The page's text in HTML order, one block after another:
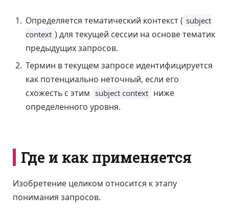
Определяется тематический контекст ( subject
context ) для текущей сессии на основе тематик
предыдущих запросов.
Термин в текущем запросе идентифицируется
как потенциально неточный, если его
схожесть с этим subject context ниже
определенного уровня.
Где и как применяется
Изобретение целиком относится к этапу
понимания запросов.